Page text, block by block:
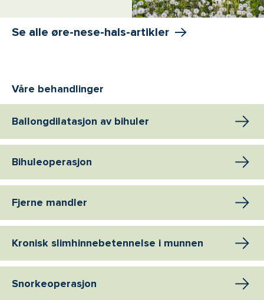
Se alle øre-nese-hals-artikler
Våre behandlinger
Ballongdilatasjon av bihuler
Bihuleoperasjon
Fjerne mandler
Kronisk slimhinnebetennelse i munnen
Snorkeoperasjon